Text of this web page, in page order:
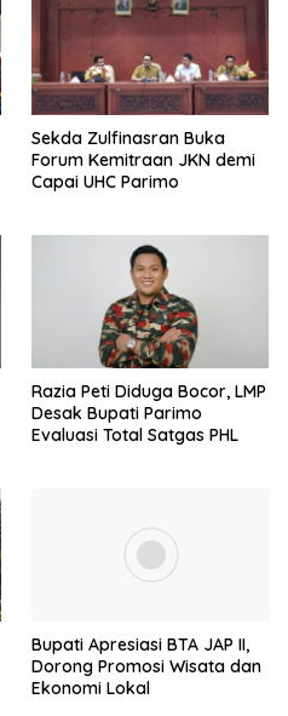
Sekda Zulfinasran Buka
Forum Kemitraan JKN demi
Capai UHC Parimo
Razia Peti Diduga Bocor, LMP
Desak Bupati Parimo
Evaluasi Total Satgas PHL
Bupati Apresiasi BTA JAP II,
Dorong Promosi Wisata dan
Ekonomi Lokal